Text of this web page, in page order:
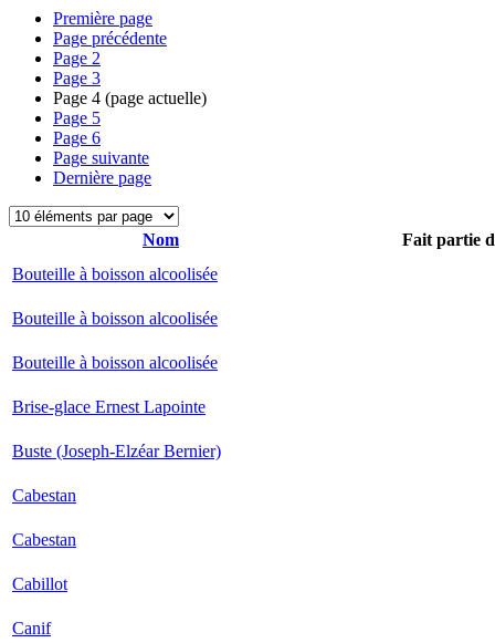
Première page
Page précédente
Page 2
Page 3
Page 4 (page actuelle)
Page 5
Page 6
Page suivante
Dernière page
Nom
Fait partie
Bouteille à boisson alcoolisée
Bouteille à boisson alcoolisée
Bouteille à boisson alcoolisée
Brise-glace Ernest Lapointe
Buste (Joseph-Elzéar Bernier)
Cabestan
Cabestan
Cabillot
Canif